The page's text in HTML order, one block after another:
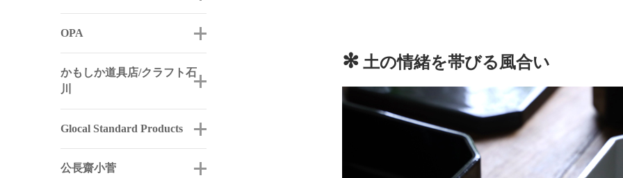
OPA
かもしか道具店/クラフト石
川
Glocal Standard Products
公長齋小菅
✻ 土の情緒を帯びる風合い